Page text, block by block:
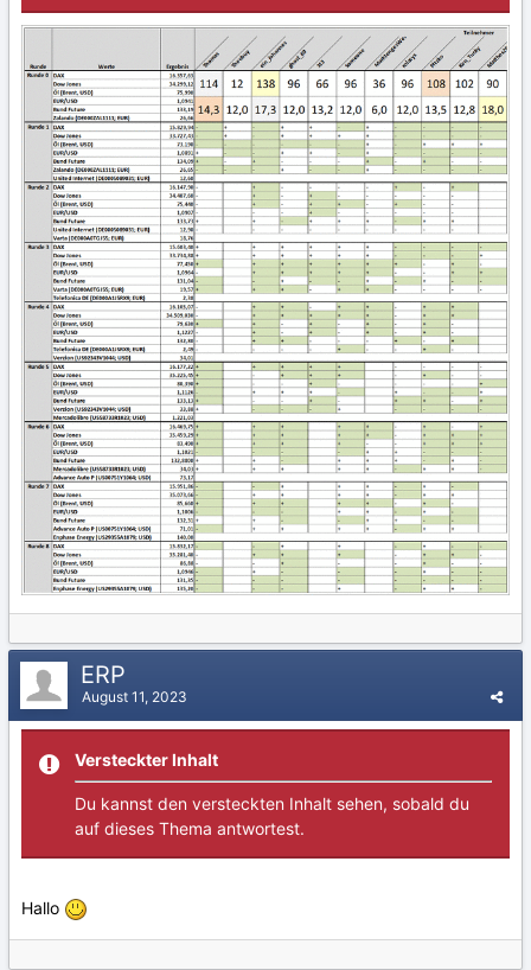
ERP
August 11, 2023
Versteckter Inhalt
Du kannst den versteckten Inhalt sehen, sobald du
auf dieses Thema antwortest.
Hallo